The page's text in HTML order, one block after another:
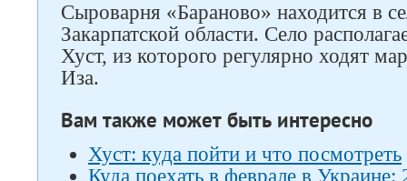
Сыроварня «Бараново» находится в
Закарпатской области. Село
Хуст, из которого регулярно ходят
Иза.
Вам также может быть интересно
Хуст: куда пойти и что посмотреть
Куда поехать в феврале в Украине: